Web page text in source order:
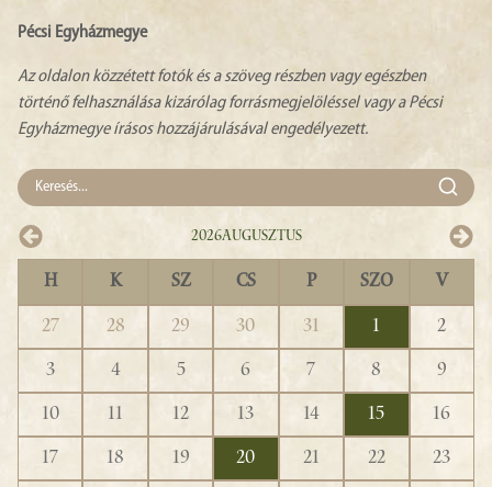
Pécsi Egyházmegye
Az oldalon közzétett fotók és a szöveg részben vagy egészben
történő felhasználása kizárólag forrásmegjelöléssel vagy a Pécsi
Egyházmegye írásos hozzájárulásával engedélyezett.
2026Augusztus
H K SZ CS P SZO V
27 28 29 30 31 1
2
3
4 5 6 7 8
9
10
11 12 13 14 15
16
17
18 19 20 21 22
23